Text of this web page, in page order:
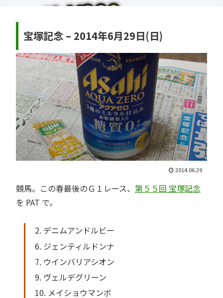
宝塚記念 – 2014年6月29日(日)
2014.06.29
競馬。この春最後のＧ１レース、 第５５回 宝塚記念
を PAT で。
2. デニムアンドルビー
6. ジェンティルドンナ
7. ウインバリアシオン
9. ヴェルデグリーン
10. メイショウマンボ